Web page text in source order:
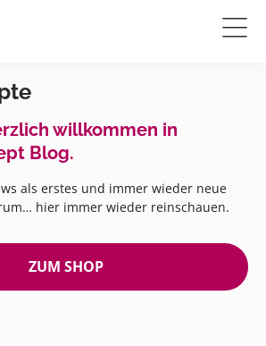
willkommen in
Blog.
als erstes und immer wieder neue
hier immer wieder reinschauen.
ZUM SHOP